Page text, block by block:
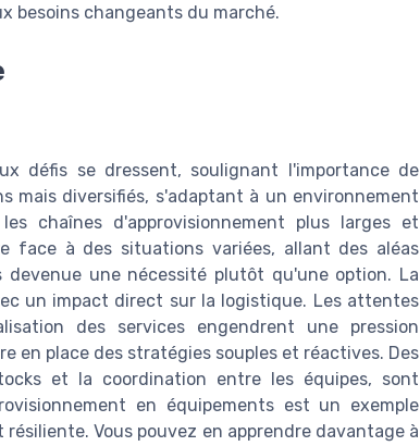
besoins changeants du marché.
défis se dressent, soulignant l'importance de
mais diversifiés, s'adaptant à un environnement
chaînes d'approvisionnement plus larges et
face à des situations variées, allant des aléas
devenue une nécessité plutôt qu'une option. La
un impact direct sur la logistique. Les attentes
des services engendrent une pression
en place des stratégies souples et réactives. Des
et la coordination entre les équipes, sont
en équipements est un exemple
Vous pouvez en apprendre davantage à